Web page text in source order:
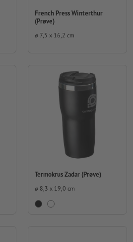
French Press Winterthur
(Prøve)
⌀ 7,5 x 16,2 cm
Termokrus Zadar (Prøve)
⌀ 8,3 x 19,0 cm